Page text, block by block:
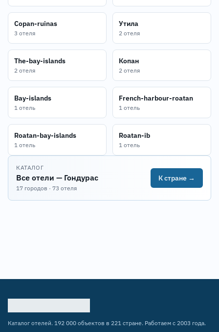
Copan-ruinas
3 отеля
Утила
2 отеля
The-bay-islands
2 отеля
Копан
2 отеля
Bay-islands
1 отель
French-harbour-roatan
1 отель
Roatan-bay-islands
1 отель
Roatan-ib
1 отель
КАТАЛОГ
Все отели — Гондурас
17 городов · 73 отеля
К стране →
Каталог отелей. 192 000 объектов в 221 стране. Работаем с 2003 года.